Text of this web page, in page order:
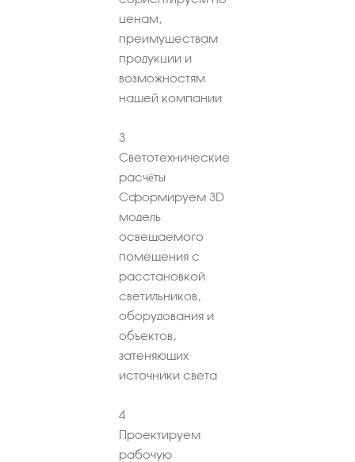
ценам,
преимуществам
продукции и
возможностям
нашей компании
3
Светотехнические
расчёты
Сформируем 3D
модель
освещаемого
помещения с
расстановкой
светильников,
оборудования и
объектов,
затеняющих
источники света
4
Проектируем
рабочую